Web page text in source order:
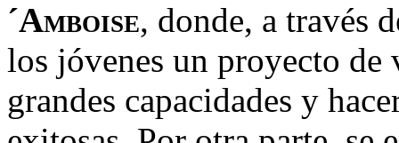
´Amboise, donde, a través
los jóvenes un proyecto de
grandes capacidades y